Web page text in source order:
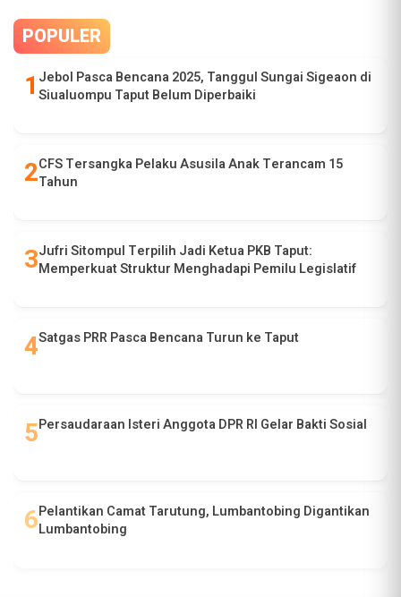
POPULER
Jebol Pasca Bencana 2025, Tanggul Sungai Sigeaon di
Siualuompu Taput Belum Diperbaiki
CFS Tersangka Pelaku Asusila Anak Terancam 15
Tahun
Jufri Sitompul Terpilih Jadi Ketua PKB Taput:
Memperkuat Struktur Menghadapi Pemilu Legislatif
Satgas PRR Pasca Bencana Turun ke Taput
Persaudaraan Isteri Anggota DPR RI Gelar Bakti Sosial
Pelantikan Camat Tarutung, Lumbantobing Digantikan
Lumbantobing